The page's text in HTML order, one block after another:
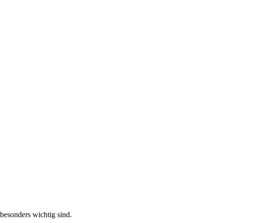
wichtig sind.